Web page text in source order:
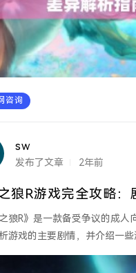
咨询
sw
发布了文章 2年前
狼R游戏完全攻略
之狼R》是一款备受争议的成
游戏的主要剧情，并介绍一些潜藏